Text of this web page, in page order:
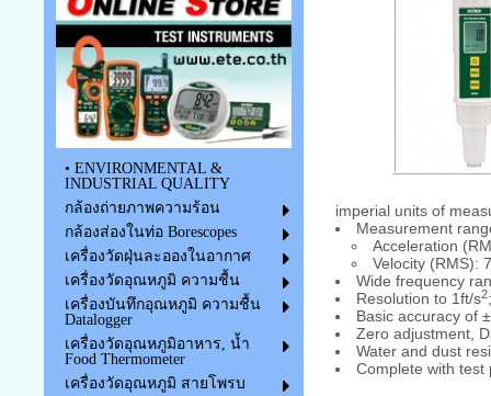
• ENVIRONMENTAL &
INDUSTRIAL QUALITY
กล้องถ่ายภาพความร้อน
กล้องส่องในท่อ Borescopes
เครื่องวัดฝุ่นละอองในอากาศ
เครื่องวัดอุณหภูมิ ความชื้น
เครื่องบันทึกอุณหภูมิ ความชื้น
Datalogger
เครื่องวัดอุณหภูมิอาหาร, น้ำ
Food Thermometer
เครื่องวัดอุณหภูมิ สายโพรบ
imperial units of
Measurement
Acceleration
Velocity (RMS):
Wide frequency
Resolution to 1ft/s2
Basic accuracy of
Zero adjustment,
Water and dust
Complete with test